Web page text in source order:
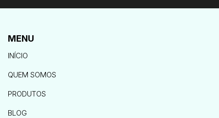
MENU
INÍCIO
QUEM SOMOS
PRODUTOS
BLOG